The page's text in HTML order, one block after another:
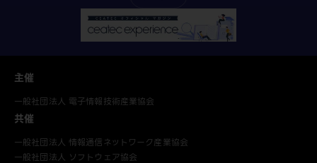
主催
一般社団法人 電子情報技術産業協会
共催
一般社団法人 情報通信ネットワーク産業協会
一般社団法人 ソフトウェア協会